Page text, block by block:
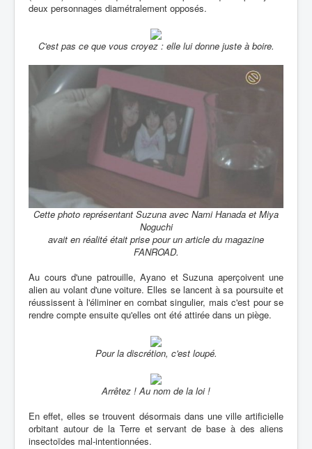
deux personnages diamétralement opposés.
C'est pas ce que vous croyez : elle lui donne juste à boire.
Cette photo représentant Suzuna avec Nami Hanada et Miya
Noguchi
avait en réalité était prise pour un article du magazine
FANROAD.
Au cours d'une patrouille, Ayano et Suzuna aperçoivent une
alien au volant d'une voiture. Elles se lancent à sa poursuite et
réussissent à l'éliminer en combat singulier, mais c'est pour se
rendre compte ensuite qu'elles ont été attirée dans un piège.
Pour la discrétion, c'est loupé.
Arrêtez ! Au nom de la loi !
En effet, elles se trouvent désormais dans une ville artificielle
orbitant autour de la Terre et servant de base à des aliens
insectoïdes mal-intentionnées.